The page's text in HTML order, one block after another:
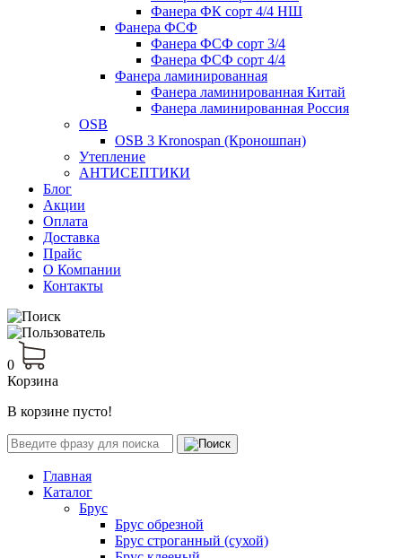
Фанера ФК сорт 4/4 НШ
Фанера ФСФ
Фанера ФСФ сорт 3/4
Фанера ФСФ сорт 4/4
Фанера ламинированная
Фанера ламинированная Китай
Фанера ламинированная Россия
OSB
OSB 3 Kronospan (Кроношпан)
Утепление
АНТИСЕПТИКИ
Блог
Акции
Оплата
Доставка
Прайс
О Компании
Контакты
0
Корзина
В корзине пусто!
Главная
Каталог
Брус
Брус обрезной
Брус строганный (сухой)